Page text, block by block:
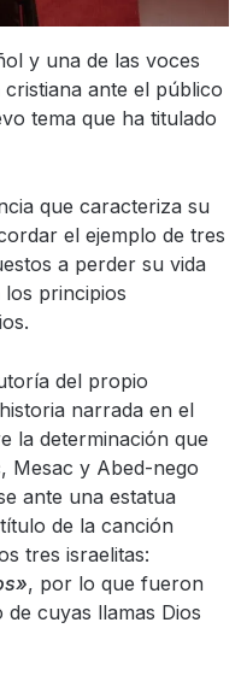
y una de las voces
ante el público
tema que ha titulado
que caracteriza su
el ejemplo de tres
a perder su vida
principios
del propio
narrada en el
la determinación que
Mesac y Abed-nego
ante una estatua
de la canción
tres israelitas:
, por lo que fueron
cuyas llamas Dios